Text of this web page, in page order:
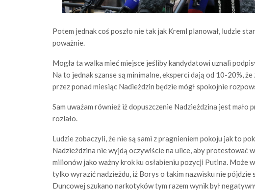
Potem jednak coś poszło nie tak jak Kreml planował, ludzie
poważnie.
Mogła ta walka mieć miejsce jeśliby kandydatowi uznali
Na to jednak szanse są minimalne, eksperci dają od 10-20%,
przez ponad miesiąc Nadieżdzin będzie mógł spokojnie
Sam uważam również iż dopuszczenie Nadzieżdzina jest mało
rozlało.
Ludzie zobaczyli, że nie są sami z pragnieniem pokoju jak to
Nadzieżdzina nie wyjdą oczywiście na ulice, aby protestować
milionów jako ważny krok ku osłabieniu pozycji Putina. Może
tylko wyrazić nadzieżdu, iż Borys o takim nazwisku nie
Duncowej szukano narkotyków tym razem wynik był